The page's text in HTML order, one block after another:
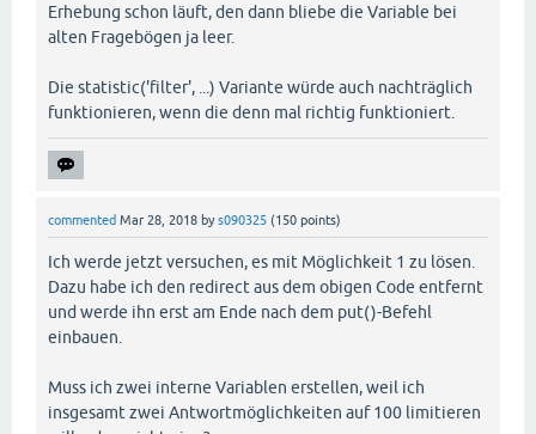
Erhebung schon läuft, den dann bliebe die Variable bei
alten Fragebögen ja leer.
Die statistic('filter', ...) Variante würde auch nachträglich
funktionieren, wenn die denn mal richtig funktioniert.
commented Mar 28, 2018 bys090325 (150 points)
Ich werde jetzt versuchen, es mit Möglichkeit 1 zu lösen.
Dazu habe ich den redirect aus dem obigen Code entfernt
und werde ihn erst am Ende nach dem put()-Befehl
einbauen.
Muss ich zwei interne Variablen erstellen, weil ich
insgesamt zwei Antwortmöglichkeiten auf 100 limitieren